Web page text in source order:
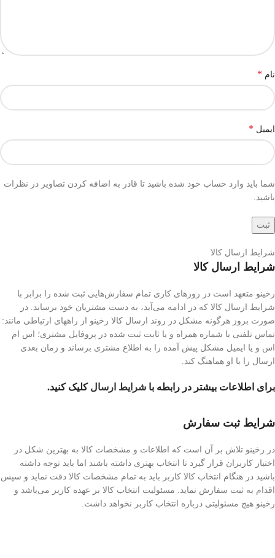
نام *
ایمیل *
شما باید وارد حساب خود شده باشید تا قادر به اضافه کردن تصاویر در نظرات
باشید.
شرایط ارسال کالا
شرایط ارسال کالا
رخینو متعهد است در روزهای کاری تمام سفارش‌هایی ثبت شده را برابر با
شرایط ارسال کالا که در ادامه می‌آید، به دست مشتریان خود برساند. در
صورت بروز هرگونه مشکل در روند ارسال کالا رخینو از راههای ارتباطی مانند:
تماس تلفنی با شماره همراه و یا ثابت ثبت شده در پروفایل مشتری؛ اس ام
اس و یا ایمیل مشکل پیش آمده را به اطلاع مشتری برساند و زمان بعدی
ارسال را با او هماهنگ کند.
برای اطلاعات بیشتر در رابطه با شرایط ارسال کلیک کنید.
شرایط ثبت سفارش
در رخینو تلاش بر آن است که اطلاعات و مشخصات کالا به بهترین شکل در
اختیار کاربران قرار گیرد تا انتخاب بهتری داشته باشند اما باید توجه داشته
باشید در هنگام انتخاب کالا کاربر باید به تمام مشخصات کالا دقت نماید و سپس
اقدام به ثبت سفارش نماید. مسئولیت انتخاب کالا بر عهده کاربر می‌باشد و
رخینو هیچ مسئولیتی درباره انتخاب کاربر نخواهد داشت.